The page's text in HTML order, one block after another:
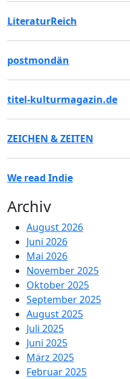
LiteraturReich
postmondän
titel-kulturmagazin.de
ZEICHEN & ZEITEN
We read Indie
Archiv
August 2026
Juni 2026
Mai 2026
November 2025
Oktober 2025
September 2025
August 2025
Juli 2025
Juni 2025
März 2025
Februar 2025